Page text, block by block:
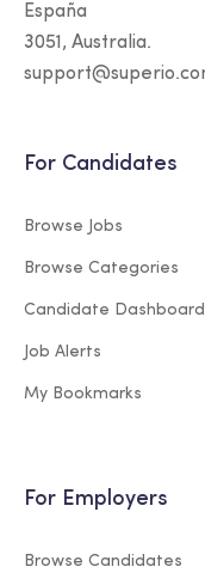
España
3051, Australia.
For Candidates
Browse Jobs
Browse Categories
Candidate Dashboard
Job Alerts
My Bookmarks
For Employers
Browse Candidates